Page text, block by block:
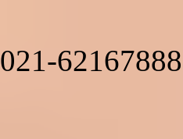
021-62167888